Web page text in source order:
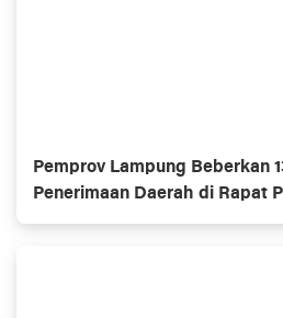
Pemprov Lampung Beberkan
Penerimaan Daerah di Rapat